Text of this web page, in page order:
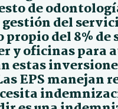
de
del
del 8% de
y oficinas para
estas
EPS manejan